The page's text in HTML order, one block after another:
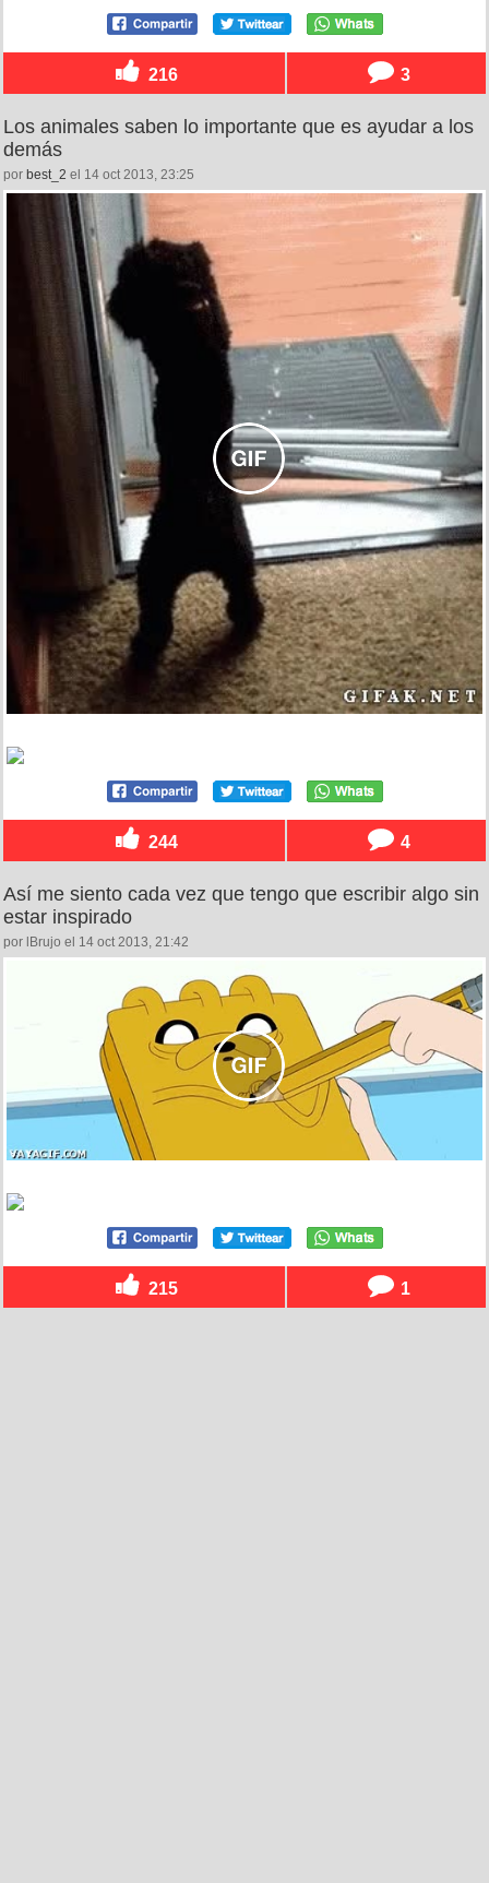
216 3
Los animales saben lo importante que es ayudar a los
demás
por best_2 el 14 oct 2013, 23:25
244 4
Así me siento cada vez que tengo que escribir algo sin
estar inspirado
por lBrujo el 14 oct 2013, 21:42
215 1